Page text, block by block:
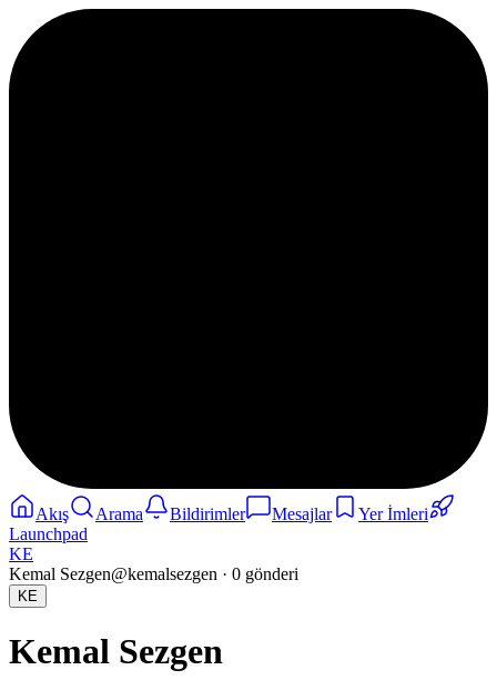
Akış Arama Bildirimler Mesajlar
Yer İmleri
Launchpad
KE
Kemal Sezgen@kemalsezgen · 0 gönderi
KE
Kemal Sezgen